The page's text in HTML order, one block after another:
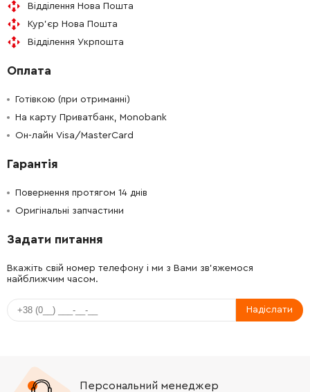
Відділення Нова Пошта
Кур'єр Нова Пошта
Відділення Укрпошта
Оплата
Готівкою (при отриманні)
На карту Приватбанк, Monobank
Он-лайн Visa/MasterCard
Гарантія
Повернення протягом 14 днів
Оригінальні запчастини
Задати питання
Вкажіть свій номер телефону і ми з Вами зв'яжемося
найближчим часом.
Надіслати
Персональний менеджер